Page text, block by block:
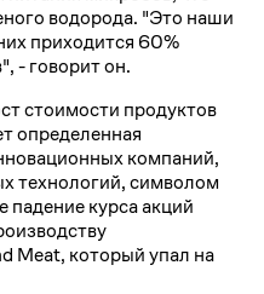
водорода. "Это наши
приходится 60%
- говорит он.
стоимости продуктов
определенная
компаний,
технологий, символом
падение курса акций
Meat, который упал на